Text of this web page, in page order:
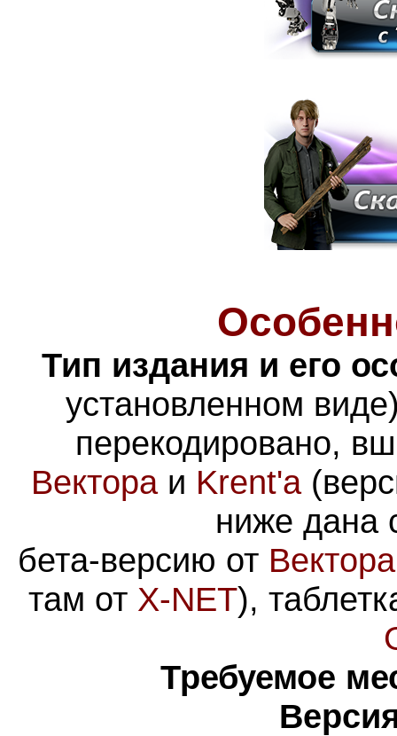
Тип издания и его
установленном
перекодировано,
Вектораи Krent'а
ниже дана
бета-версию от Вектора
там от X-NET),
Требуемое